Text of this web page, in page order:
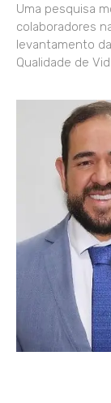
Uma pesquisa
colaboradores
levantamento
Qualidade de